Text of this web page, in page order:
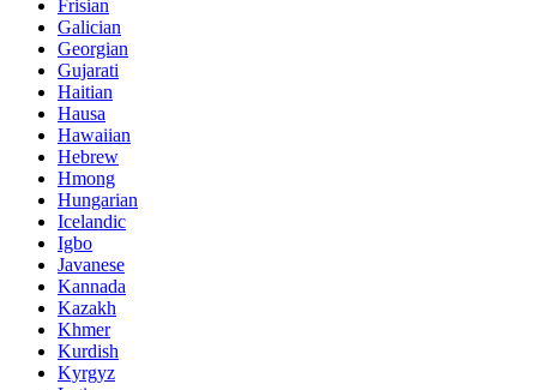
Frisian
Galician
Georgian
Gujarati
Haitian
Hausa
Hawaiian
Hebrew
Hmong
Hungarian
Icelandic
Igbo
Javanese
Kannada
Kazakh
Khmer
Kurdish
Kyrgyz